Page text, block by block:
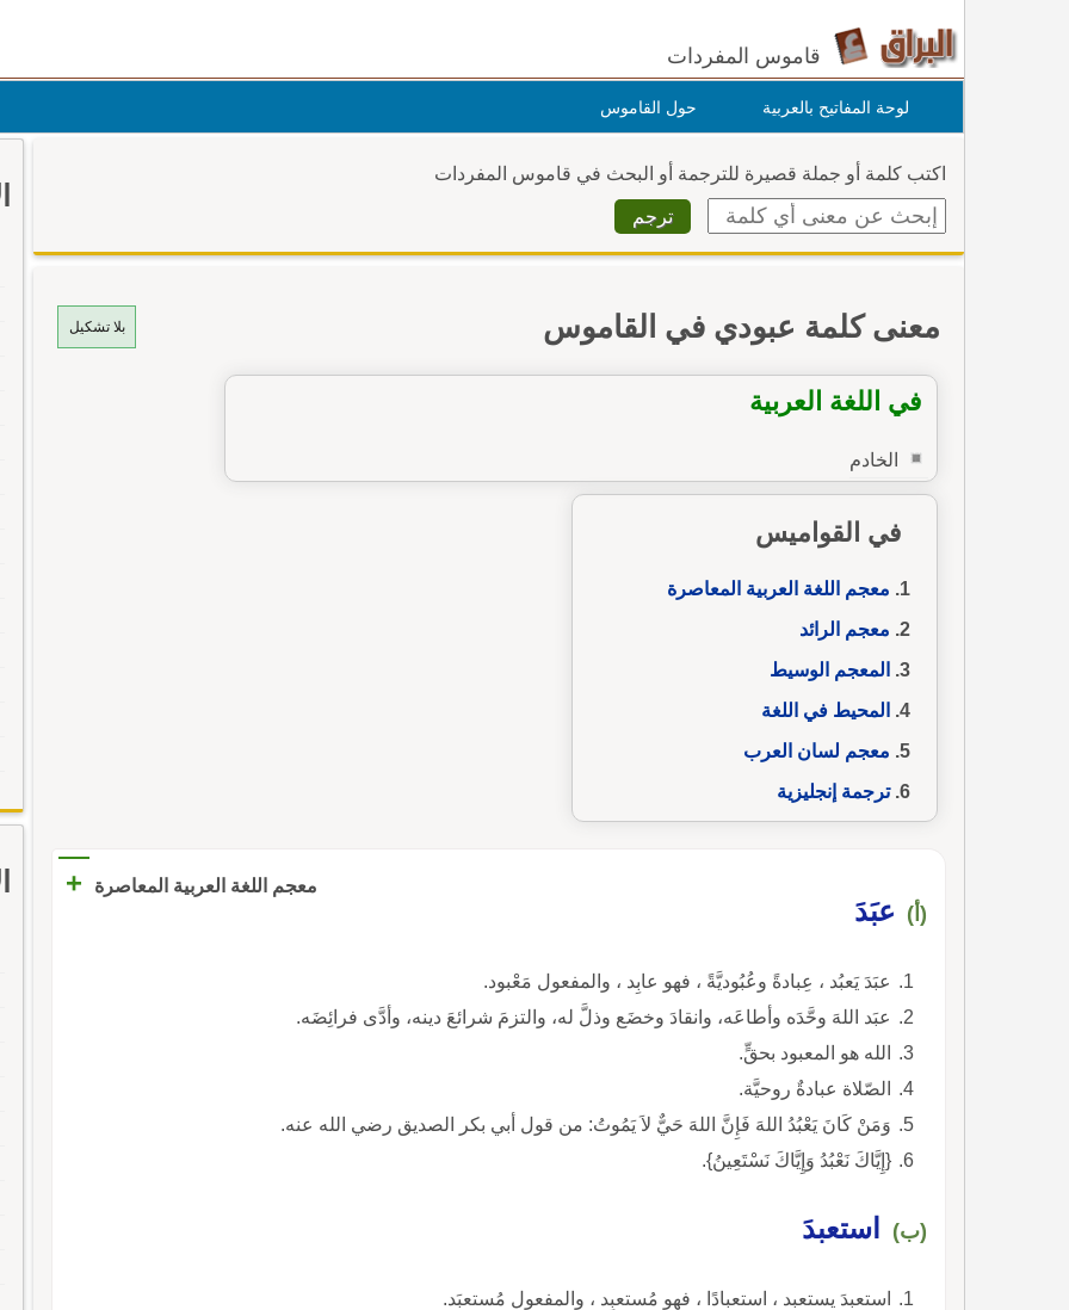
قاموس المفردات
لوحة المفاتيح بالعربية حول القاموس
اكتب كلمة أو جملة قصيرة للترجمة أو البحث في قاموس المفردات
بلا تشكيل معنى كلمة عبودي في القاموس
في اللغة العربية
الخادم
في القواميس
معجم اللغة العربية المعاصرة
معجم الرائد
المعجم الوسيط
المحيط في اللغة
معجم لسان العرب
ترجمة إنجليزية
معجم اللغة العربية المعاصرة +
(أ) عبَدَ
عبَدَ يَعبُد ، عِبادةً وعُبُوديَّةً ، فهو عابِد ، والمفعول مَعْبود.
عبَد اللهَ وحَّدَه وأطاعَه، وانقادَ وخضَع وذلَّ له، والتزمَ شرائعَ دينه، وأدَّى فرائِضَه.
الله هو المعبود بحقٍّ.
الصّلاة عبادةٌ روحيَّة.
وَمَنْ كَانَ يَعْبُدُ اللهَ فَإِنَّ اللهَ حَيٌّ لاَ يَمُوتُ: من قول أبي بكر الصديق رضي الله عنه.
{إِيَّاكَ نَعْبُدُ وَإِيَّاكَ نَسْتَعِينُ}.
(ب) استعبدَ
استعبدَ يستعبد ، استعبادًا ، فهو مُستعبِد ، والمفعول مُستعبَد.